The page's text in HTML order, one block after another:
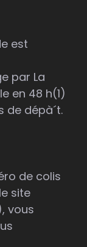
est
par La
en 48 h(1)
de dépà´t.
de colis
site
vous